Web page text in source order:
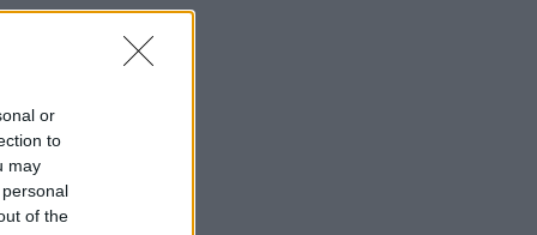
or
to
may
of the